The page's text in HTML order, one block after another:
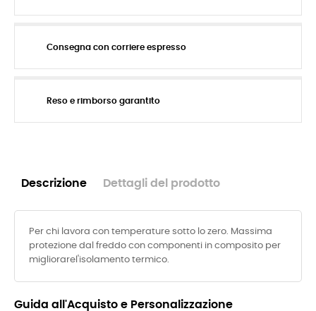
Consegna con corriere espresso
Reso e rimborso garantito
Descrizione Dettagli del prodotto
Per chi lavora con temperature sotto lo zero. Massima
protezione dal freddo con componenti in composito per
migliorarel'isolamento termico.
Guida all'Acquisto e Personalizzazione